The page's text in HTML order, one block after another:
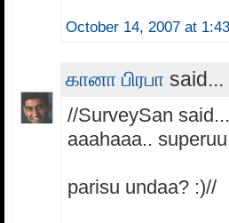
October 14, 2007 at
கானா பிரபா said...
//SurveySan said...
aaahaaa..
parisu undaa? :)//